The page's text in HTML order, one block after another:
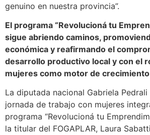
genuino en nuestra provincia”.
El programa “Revolucioná tu
sigue abriendo caminos,
económica y reafirmando el
desarrollo productivo local y con el
mujeres como motor de crecimiento
La diputada nacional Gabriela
jornada de trabajo con mujeres
programa “Revolucioná tu
la titular del FOGAPLAR, Laura